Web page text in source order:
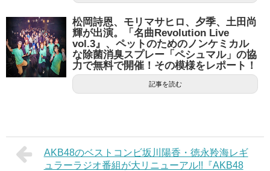
松岡詩恩、モリマサヒロ、夕季、土田尚
輝が出演。「名曲Revolution Live
vol.3』、ペットのためのノンケミカル
な除菌消臭スプレー「ペシュマル」の協
力で無料で開催！その模様をレポート！
記事を読む
AKB48のベストコンビ坂川陽香・徳永羚海レギ
ュラーラジオ番組が大リニューアル!!『AKB48